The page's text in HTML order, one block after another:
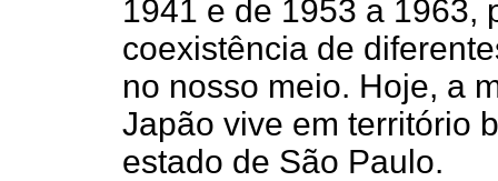
1941 e de 1953 a 1963,
coexistência de
no nosso meio. Hoje, a
Japão vive em território
estado de São Paulo.